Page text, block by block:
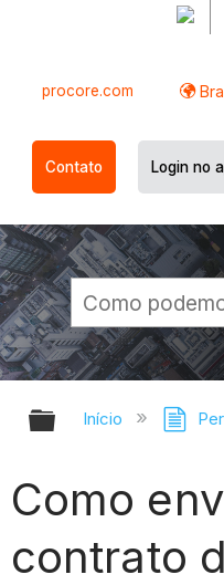
procore.com
Contato Login no
Expandir/
Início
Como
contrato